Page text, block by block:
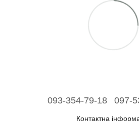
093-354-79-18 097-
Контактна